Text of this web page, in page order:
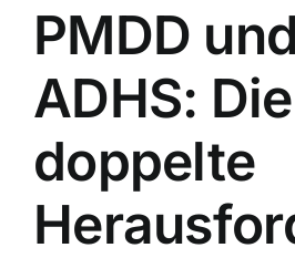
PMDD und
ADHS: Die
doppelte